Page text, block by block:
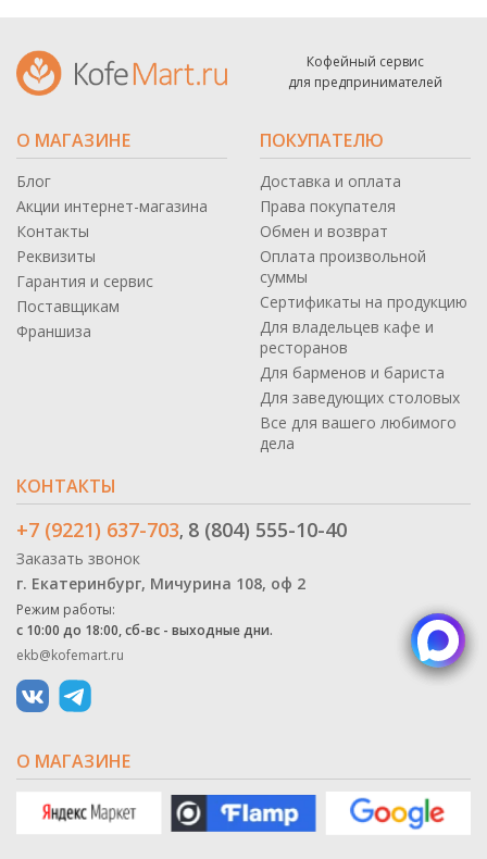
Кофейный сервис
для предпринимателей
О МАГАЗИНЕ
Блог
Акции интернет-магазина
Контакты
Реквизиты
Гарантия и сервис
Поставщикам
Франшиза
ПОКУПАТЕЛЮ
Доставка и оплата
Права покупателя
Обмен и возврат
Оплата произвольной
суммы
Сертификаты на продукцию
Для владельцев кафе и
ресторанов
Для барменов и бариста
Для заведующих столовых
Все для вашего любимого
дела
КОНТАКТЫ
+7 (9221) 637-703, 8 (804) 555-10-40
Заказать звонок
г. Екатеринбург, Мичурина 108, оф 2
Режим работы:
с 10:00 до 18:00, сб-вс - выходные дни.
ekb@kofemart.ru
О МАГАЗИНЕ